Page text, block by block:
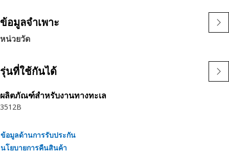
• 24V
• ฐานเลื่อน
• ฐานเลื่อน T5.5
การใช้งาน:
• การใช้งานที่มีการสั่นสะเทือนสูง
• ติดเข้ากับเครื่องจักร Cat ประเภทต่าง ๆ
• จะไม่ทำงานกับไดรเวอร์การวินิจฉัย
ข้อมูลจำเพาะ
หน่วยวัด
รุ่นที่ใช้กันได้
ผลิตภัณฑ์สำหรับงานทางทะเล
3512B
ข้อมูลด้านการรับประกัน
นโยบายการคืนสินค้า